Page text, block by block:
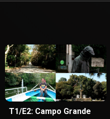
T1/E2: Campo Grande